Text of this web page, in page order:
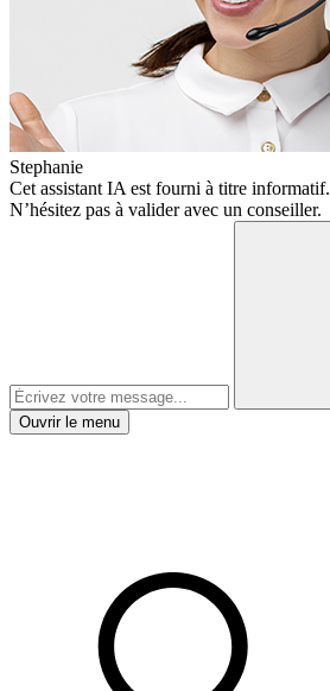
Stephanie
Cet assistant IA est fourni à titre informatif.
N’hésitez pas à valider avec un conseiller.
Ouvrir le menu